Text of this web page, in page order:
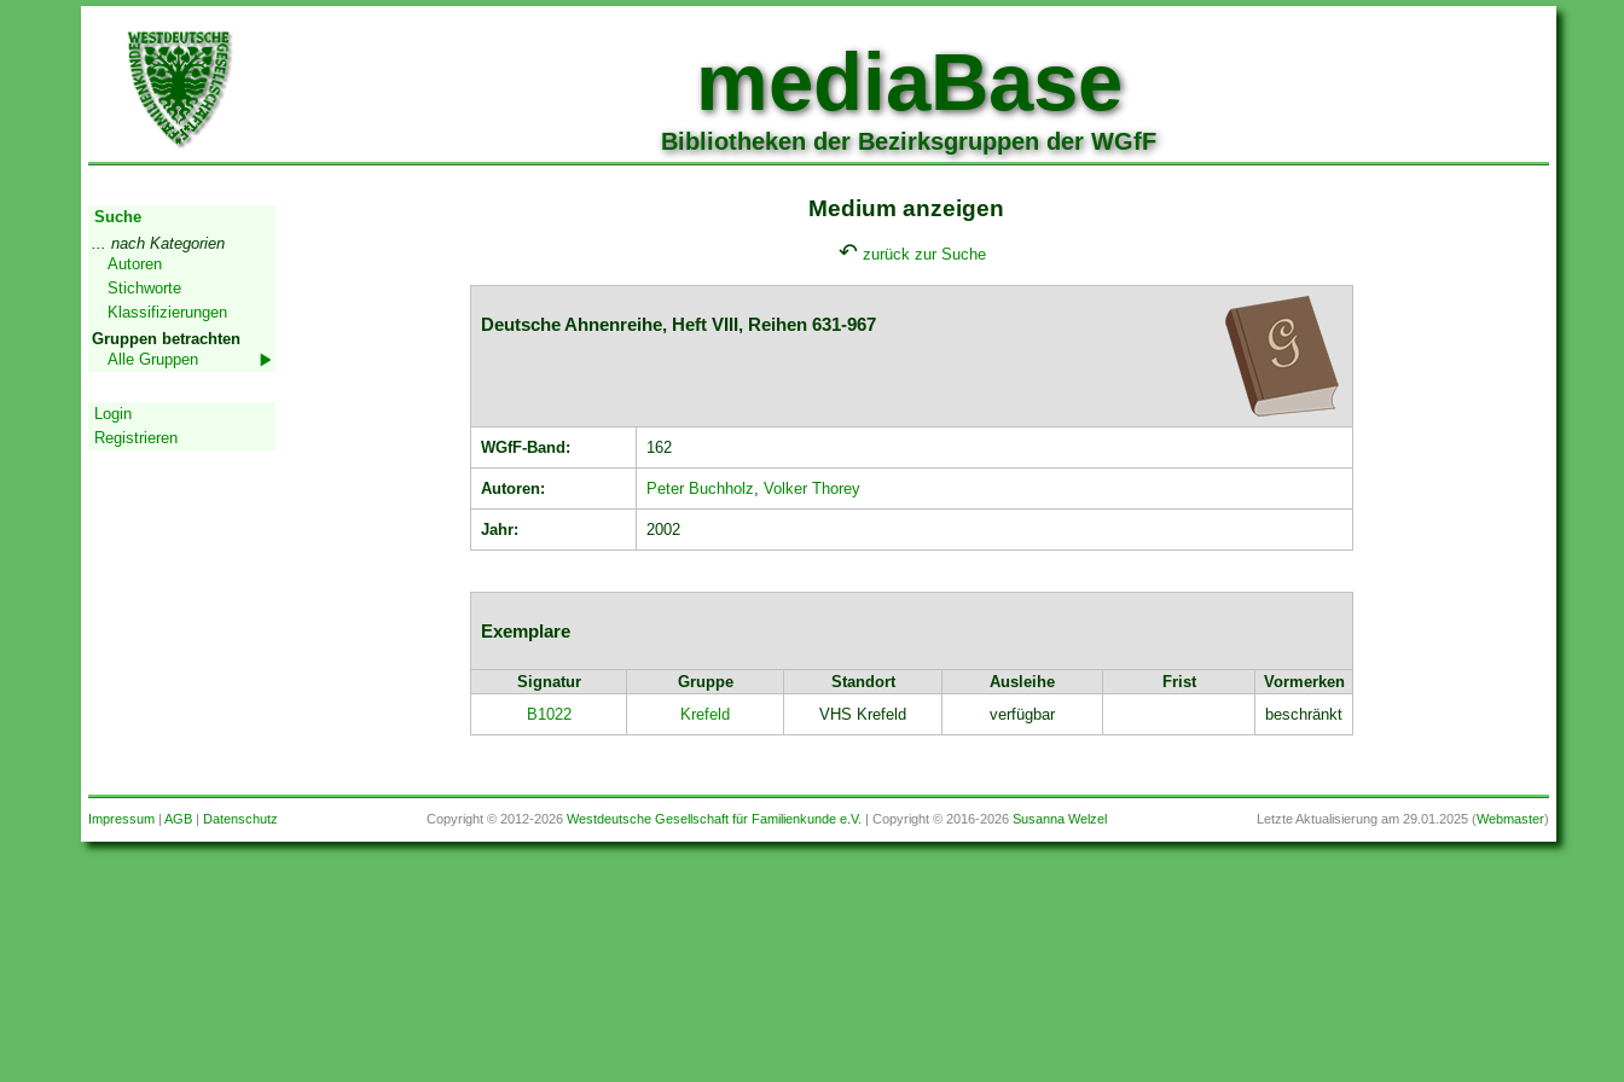
mediaBase
Bibliotheken der Bezirksgruppen der WGfF
Suche
... nach Kategorien
Autoren
Stichworte
Klassifizierungen
Gruppen betrachten
Alle Gruppen
Login
Registrieren
Medium anzeigen
↶ zurück zur Suche
Deutsche Ahnenreihe, Heft VIII, Reihen 631-967
WGfF-Band: 162
Autoren: Peter Buchholz,Volker Thorey
Jahr: 2002
Exemplare
Signatur Gruppe Standort Ausleihe Frist
Vormerken
B1022
Krefeld VHS Krefeld verfügbar beschränkt
Impressum| AGB| Datenschutz Letzte Aktualisierung am29.01.2025(Webmaster)
Copyright © 2012-2026Westdeutsche Gesellschaft für Familienkunde e.V. | Copyright © 2016-2026Susanna Welzel